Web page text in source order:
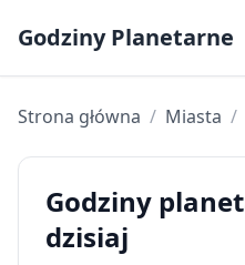
Godziny Planetarne
Strona główna / Miasta /
Godziny
dzisiaj